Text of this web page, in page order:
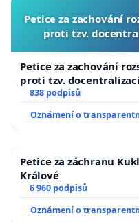
Petice za zachování
proti tzv.
Petice za zachování
proti tzv.
838 podpisů
Oznámení o
Petice za záchranu
Králové
6 960 podpisů
Oznámení o